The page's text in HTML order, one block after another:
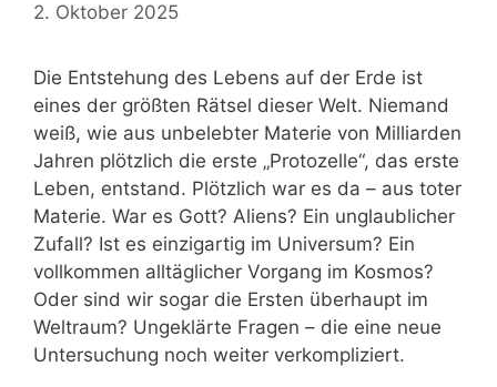
2. Oktober 2025
Die Entstehung des Lebens auf der Erde ist
eines der größten Rätsel dieser Welt. Niemand
weiß, wie aus unbelebter Materie von Milliarden
Jahren plötzlich die erste „Protozelle“, das erste
Leben, entstand. Plötzlich war es da – aus toter
Materie. War es Gott? Aliens? Ein unglaublicher
Zufall? Ist es einzigartig im Universum? Ein
vollkommen alltäglicher Vorgang im Kosmos?
Oder sind wir sogar die Ersten überhaupt im
Weltraum? Ungeklärte Fragen – die eine neue
Untersuchung noch weiter verkompliziert.